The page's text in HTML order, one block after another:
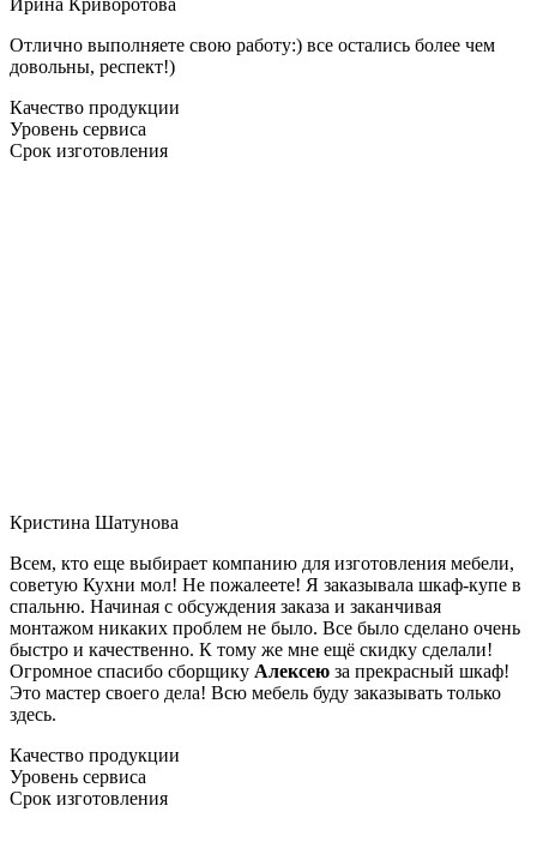
Отлично выполняете свою работу:) все остались более чем
довольны, респект!)
Качество продукции
Уровень сервиса
Срок изготовления
Кристина Шатунова
Всем, кто еще выбирает компанию для изготовления мебели,
советую Кухни мол! Не пожалеете! Я заказывала шкаф-купе в
спальню. Начиная с обсуждения заказа и заканчивая
монтажом никаких проблем не было. Все было сделано очень
быстро и качественно. К тому же мне ещё скидку сделали!
Огромное спасибо сборщику Алексею за прекрасный шкаф!
Это мастер своего дела! Всю мебель буду заказывать только
здесь.
Качество продукции
Уровень сервиса
Срок изготовления